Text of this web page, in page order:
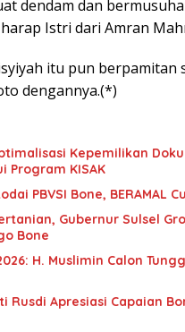
dendam dan
Istri dari Amran
itu pun berpamitan
dengannya.(*)
Kepemilikan
Program KISAK
PBVSI Bone, BERAMAL
Gubernur Sulsel
Bone
H. Muslimin Calon
Rusdi Apresiasi Capaian